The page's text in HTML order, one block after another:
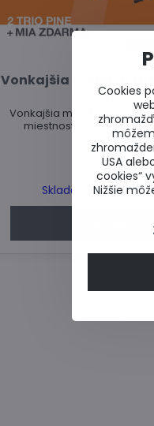
Vonkajšia markíza
2+1
Vonkajšia markíza na
miestnosti viacerých
Skladom u
Cookies
USA
cookies“
Nižšie